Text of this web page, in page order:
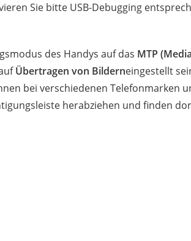
Sie bitte USB-Debugging
des Handys auf das MTP
Übertragen von Bilderneingestellt
bei verschiedenen Telefonmarken
herabziehen und finden